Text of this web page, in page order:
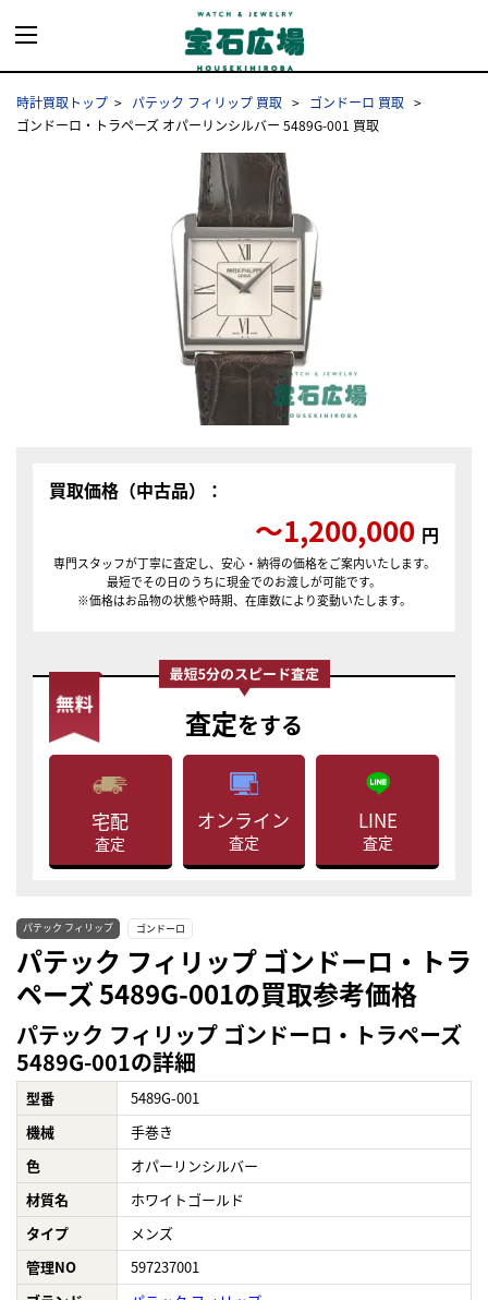
時計買取トップ パテック フィリップ 買取
ゴンドーロ 買取
ゴンドーロ・トラペーズ オパーリンシルバー 5489G-001 買取
買取価格（中古品）：
〜1,200,000 円
専門スタッフが丁寧に査定し、安心・納得の価格をご案内いたします。
最短でその日のうちに現金でのお渡しが可能です。
※価格はお品物の状態や時期、在庫数により変動いたします。
査定をする
宅配
査定
オンライン
査定
LINE
査定
パテック フィリップ ゴンドーロ
パテック フィリップ ゴンドーロ・トラ
ペーズ 5489G-001の買取参考価格
パテック フィリップ ゴンドーロ・トラペーズ
5489G-001の詳細
型番
5489G-001
機械
手巻き
色
オパーリンシルバー
材質名
ホワイトゴールド
タイプ
メンズ
管理NO
597237001